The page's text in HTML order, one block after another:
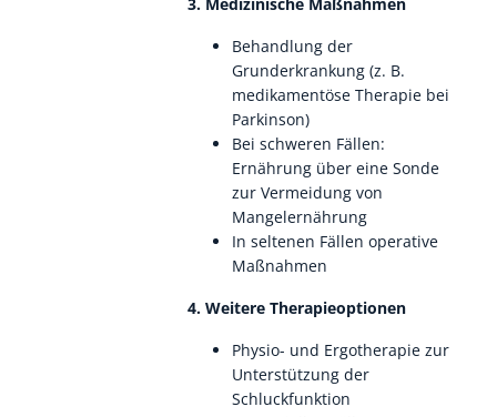
Behandlung der
Grunderkrankung (z. B.
medikamentöse Therapie bei
Parkinson)
Bei schweren Fällen:
Ernährung über eine Sonde
zur Vermeidung von
Mangelernährung
In seltenen Fällen operative
Maßnahmen
4. Weitere Therapieoptionen
Physio- und Ergotherapie zur
Unterstützung der
Schluckfunktion